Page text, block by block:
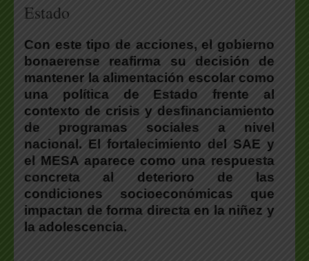
Estado
Con este tipo de acciones,el gobierno
bonaerense reafirma su decisión de
mantener la alimentación escolar como
una política de Estado frente al
contexto de crisis y desfinanciamiento
de programas sociales a nivel
nacional. El fortalecimiento del SAE y
el MESA aparece como una respuesta
concreta al deterioro de las
condiciones socioeconómicas que
impactan de forma directa en la niñez y
la adolescencia.